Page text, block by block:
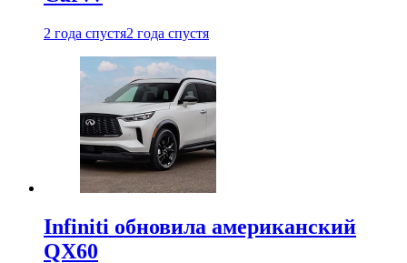
2 года спустя2 года спустя
Infiniti обновила американский
QX60